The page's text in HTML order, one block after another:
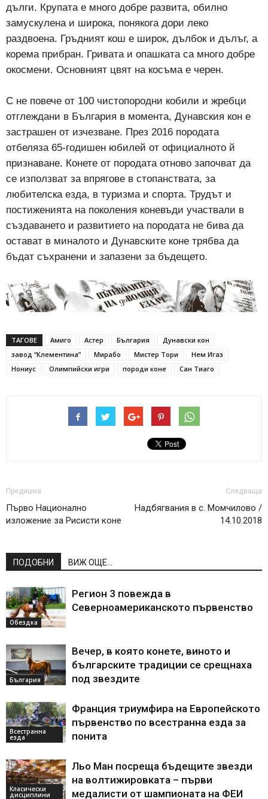
дълги. Крупата е много добре развита, обилно
замускулена и широка, понякога дори леко
раздвоена. Гръдният кош е широк, дълбок и дълъг, а
корема прибран. Гривата и опашката са много добре
окосмени. Основният цвят на косъма е черен.
С не повече от 100 чистопородни кобили и жребци
отглеждани в България в момента, Дунавския кон е
застрашен от изчезване. През 2016 породата
отбеляза 65-годишен юбилей от официалното й
признаване. Конете от породата отново започват да
се използват за впрягове в стопанствата, за
любителска езда, в туризма и спорта. Трудът и
постиженията на поколения коневъди участвали в
създаването и развитието на породата не бива да
остават в миналото и Дунавските коне трябва да
бъдат съхранени и запазени за бъдещето.
ТАГОВЕ Амиго Астер България
Дунавски кон
завод “Клементина”
Мирабо Мистер Тори
Нем Игаз
Нониус
Олимпийски игри породи коне Сан Тиаго
Предишна
Първо Национално
изложение за Рисисти коне
Следваща
Надбягвания в с. Момчилово /
14.10.2018
ПОДОБНИ ВИЖ ОЩЕ...
Обездка
Регион 3 повежда в
Северноамериканското първенство
България
Вечер, в която конете, виното и
българските традиции се срещнаха
под звездите
Всестранна
езда
Франция триумфира на Европейското
първенство по всестранна езда за
понита
Класически
дисциплини
Льо Ман посреща бъдещите звезди
на волтижировката – първи
медалисти от шампионата на ФЕИ